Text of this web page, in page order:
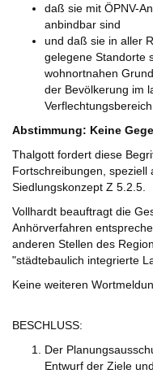
daß sie mit ÖPNV-
anbindbar sind
und daß sie in aller
gelegene Standorte
wohnortnahen
der Bevölkerung im
Abstimmung: Keine
Thalgott fordert diese
Fortschreibungen,
Siedlungskonzept Z 5.2.5.
Vollhardt beauftragt die
Anhörverfahren
anderen Stellen des
"städtebaulich integrierte
Keine weiteren
BESCHLUSS:
Der
Entwurf der Ziele